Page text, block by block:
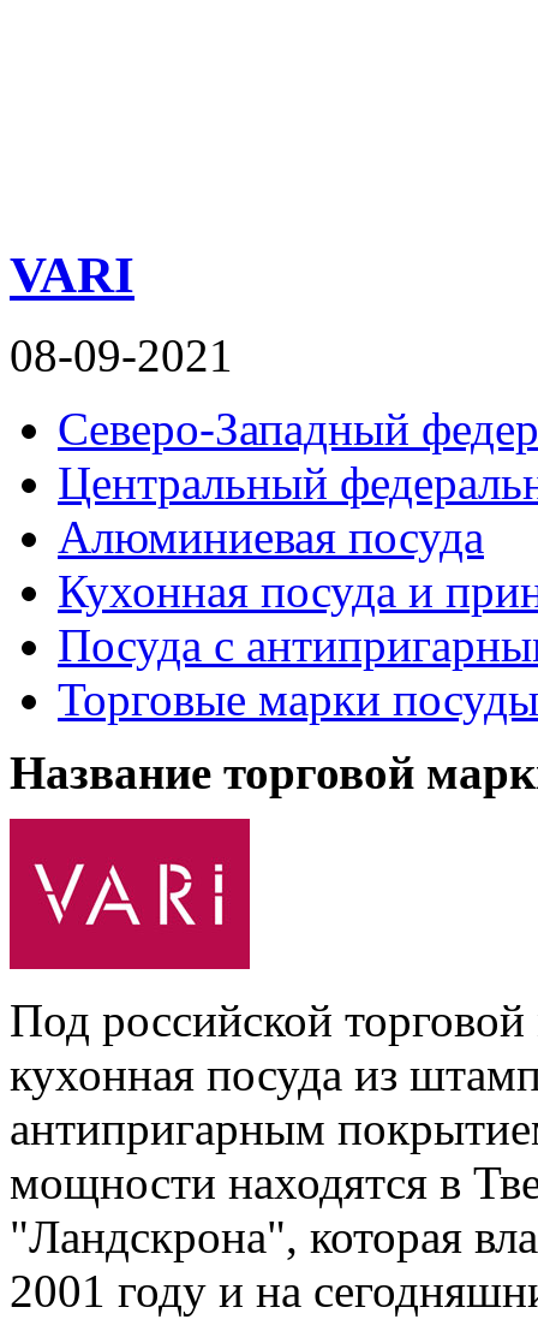
VARI
08-09-2021
Северо-Западный
Центральный
Алюминиевая посуда
Кухонная посуда и
Посуда с
Торговые марки посуды
Название торговой
Под российской
кухонная посуда из
антипригарным
мощности находятся в
"Ландскрона", которая
2001 году и на